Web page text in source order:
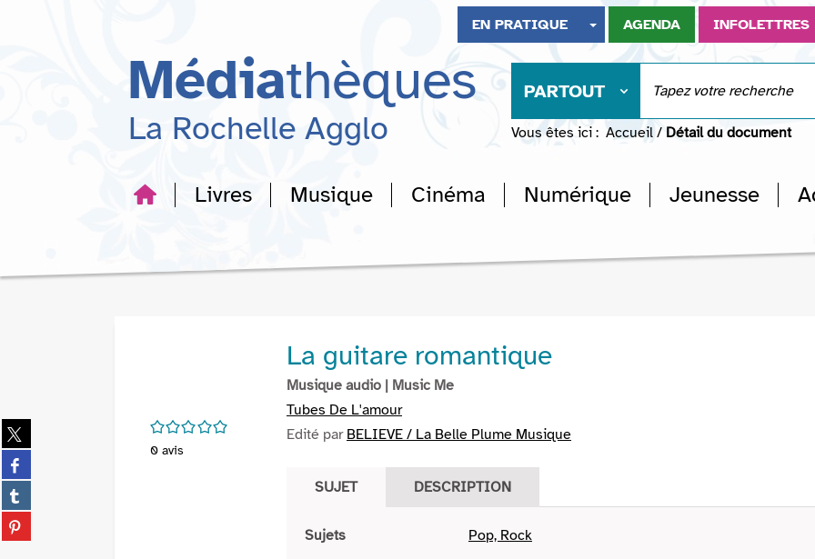
recherche
EN PRATIQUE AGENDA INFOLETTRES
Médiathèques
La Rochelle Agglo
PARTOUT
Vous êtes ici : Accueil / Détail du document
Livres Musique Cinéma Numérique Jeunesse
Partager
sur
twitter
(Nouvelle
fenêtre)
Partager
sur
facebook
(Nouvelle
fenêtre)
Partager
sur
tumblr
Partager
sur
/5
0 avis
La guitare romantique
Musique audio | Music Me
Tubes De L'amour
Edité par BELIEVE / La Belle Plume Musique
SUJET DESCRIPTION
Sujets Pop, Rock